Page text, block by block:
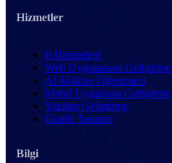
Hizmetler
It Hizmetleri
Web Uygulaması Geliştirme
AI Makine Öğrenmesi
Mobil Uygulama Geliştirme
Yazılım Geliştirme
Grafik Tasarım
Bilgi